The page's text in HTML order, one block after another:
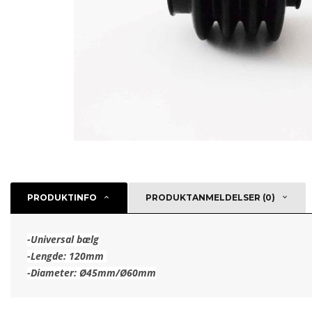
PRODUKTINFO PRODUKTANMELDELSER (0)
-Universal bælg
-Lengde: 120mm
-Diameter: Ø45mm/Ø60mm